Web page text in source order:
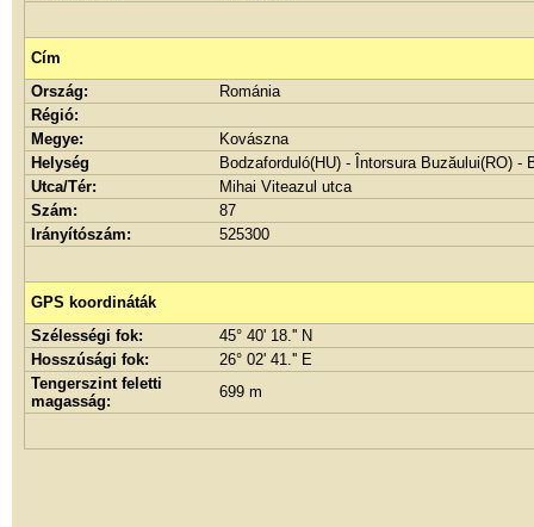
Cím
Ország:
Románia
Régió:
Megye:
Kovászna
Helység
Bodzaforduló(HU) - Întorsura Buzăului(RO) -
Utca/Tér:
Mihai Viteazul utca
Szám:
87
Irányítószám:
525300
GPS koordináták
Szélességi fok:
45° 40' 18.'' N
Hosszúsági fok:
26° 02' 41.'' E
Tengerszint feletti
magasság:
699 m